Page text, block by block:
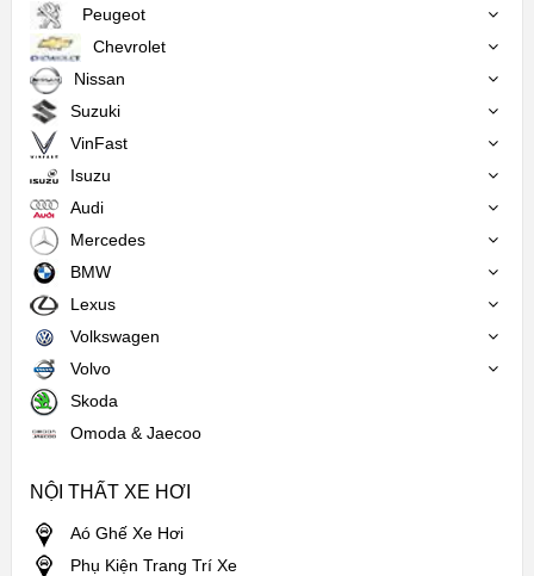
Peugeot
Chevrolet
Nissan
Suzuki
VinFast
Isuzu
Audi
Mercedes
BMW
Lexus
Volkswagen
Volvo
Skoda
Omoda & Jaecoo
NỘI THẤT XE HƠI
Aó Ghế Xe Hơi
Phụ Kiện Trang Trí Xe